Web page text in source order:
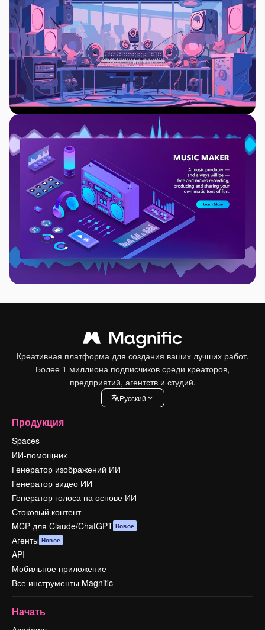
Креативная платформа для создания ваших лучших работ.
Более 1 миллиона подписчиков среди креаторов,
предприятий, агентств и студий.
Pусский
Продукция
Spaces
ИИ-помощник
Генератор изображений ИИ
Генератор видео ИИ
Генератор голоса на основе ИИ
Стоковый контент
MCP для Claude/ChatGPT Новое
Агенты Новое
API
Мобильное приложение
Все инструменты Magnific
Начать